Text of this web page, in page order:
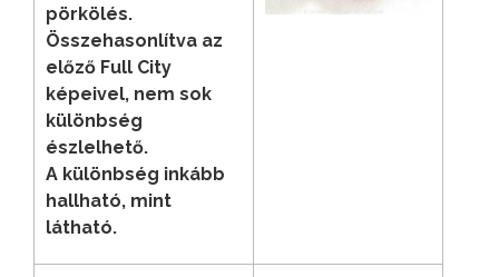
pörkölés.
Összehasonlítva az
előző Full City
képeivel, nem sok
különbség
észlelhető.
A különbség inkább
hallható, mint
látható.